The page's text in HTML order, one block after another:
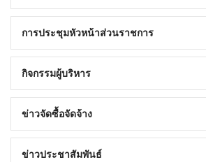
การประชุมหัวหน้าส่วนราชการ
กิจกรรมผู้บริหาร
ข่าวจัดซื้อจัดจ้าง
ข่าวประชาสัมพันธ์